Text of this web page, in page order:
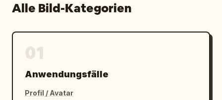
Alle Bild-Kategorien
Anwendungsfälle
Profil / Avatar